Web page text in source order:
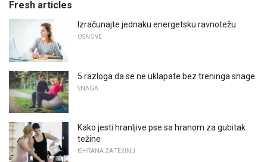
Fresh articles
Izračunajte jednaku energetsku ravnotežu
OSNOVE
5 razloga da se ne uklapate bez treninga snage
SNAGA
Kako jesti hranljive pse sa hranom za gubitak
težine
ISHRANA ZA TEŽINU